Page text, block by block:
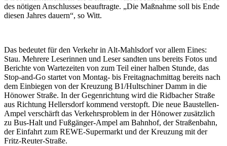
des nötigen Anschlusses beauftragte. „Die Maßnahme soll bis Ende
diesen Jahres dauern“, so Witt.
Das bedeutet für den Verkehr in Alt-Mahlsdorf vor allem Eines:
Stau. Mehrere Leserinnen und Leser sandten uns bereits Fotos und
Berichte von Wartezeiten von zum Teil einer halben Stunde, das
Stop-and-Go startet von Montag- bis Freitagnachmittag bereits nach
dem Einbiegen von der Kreuzung B1/Hultschiner Damm in die
Hönower Straße. In der Gegenrichtung wird die Ridbacher Straße
aus Richtung Hellersdorf kommend verstopft. Die neue Baustellen-
Ampel verschärft das Verkehrsproblem in der Hönower zusätzlich
zu Bus-Halt und Fußgänger-Ampel am Bahnhof, der Straßenbahn,
der Einfahrt zum REWE-Supermarkt und der Kreuzung mit der
Fritz-Reuter-Straße.